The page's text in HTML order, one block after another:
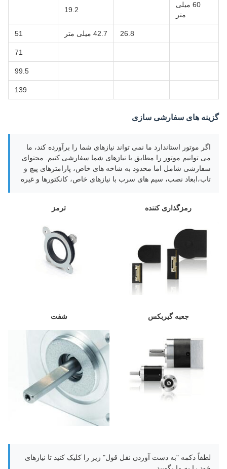
60 میلی
متر
19.2
26.8 42.7 میلی متر 51
71
99.5
139
گزینه های سفارشی سازی
اگر موتور استاندارد ما نمی تواند نیازهای شما را برآورده کند، ما
می توانیم موتور را مطابق با نیازهای شما سفارشی کنیم. محتوای
سفارشی شامل اما محدود به شاخه های خاص، پارامترهای پیچ و
تاب،ابعاد نصب، سیم های سرب با نیازهای خاص، کانکتورها و غیره
رمزگذاری کننده ترمز
جعبه گیربکس شفت
لطفاً دکمه "به دست آوردن نقل قول" زیر را کلیک کنید تا نیازهای